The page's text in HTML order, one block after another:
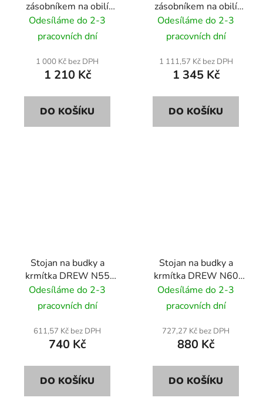
zásobníkem na obilí
DREW KW61 40cm
Odesíláme do 2-3
pracovních dní
1 000 Kč bez DPH
1 210 Kč
DO KOŠÍKU
zásobníkem na obilí
DREW KW71 46cm
XXL
Odesíláme do 2-3
pracovních dní
1 111,57 Kč bez DPH
1 345 Kč
DO KOŠÍKU
Stojan na budky a
krmítka DREW N55
110cm
Odesíláme do 2-3
pracovních dní
611,57 Kč bez DPH
740 Kč
DO KOŠÍKU
Stojan na budky a
krmítka DREW N60
120cm
Odesíláme do 2-3
pracovních dní
727,27 Kč bez DPH
880 Kč
DO KOŠÍKU